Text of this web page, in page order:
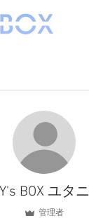
Y's BOX ユタニ
管理者